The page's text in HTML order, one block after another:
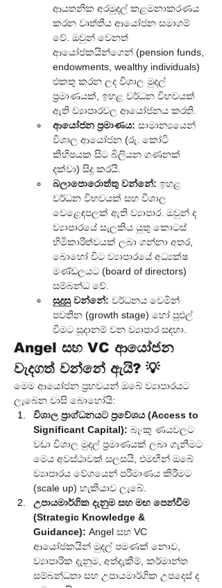
ආයතනික අරමුදල් කළමනාකරණය
කරන වෘත්තීය ආයෝජන සමාගම්
වේ. ඔවුන් වෙනත්
ආයෝජකයින්ගෙන් (pension funds,
endowments, wealthy individuals)
එකතු කරන ලද විශාල මුදල්
ප්‍රමාණයක්, ඉහළ වර්ධන විභවයක්
ඇති ව්‍යාපාරවල ආයෝජනය කරති.
ආයෝජන ප්‍රමාණය: සාමාන්‍යයෙන්
විශාල ආයෝජන (රු. කෝටි
කිහිපයක සිට බිලියන ගණනක්
දක්වා) සිදු කරයි.
බලාපොරොත්තු වන්නේ: ඉහළ
වර්ධන විභවයක් සහ විශාල
වෙළෙඳපලක් ඇති ව්‍යාපාර. ඔවුන් ද
ව්‍යාපාරයේ සැලකිය යුතු කොටස්
හිමිකාරිත්වයක් ලබා ගන්නා අතර,
බොහෝ විට ව්‍යාපාරයේ අධ්‍යක්ෂ
මණ්ඩලයට (board of directors)
සම්බන්ධ වේ.
සුදුසු වන්නේ: වර්ධනය වෙමින්
පවතින (growth stage) හෝ පුළුල්
වීමට සූදානම් වන ව්‍යාපාර සඳහා.
Angel සහ VC ආයෝජන
වැදගත් වන්නේ ඇයි? 💡
මෙම ආයෝජන ප්‍රභවයන් ඔබේ ව්‍යාපාරයට
ලැබෙන වාසි බොහෝයි:
විශාල ප්‍රාග්ධනයට ප්‍රවේශය (Access to
Significant Capital): බැංකු ණයවලට
වඩා විශාල මුදල් ප්‍රමාණයක් ලබා ගැනීමට
මෙය අවස්ථාවක් සලසයි, එමඟින් ඔබේ
ව්‍යාපාරය වේගයෙන් පරිමාණය කිරීමට
(scale up) හැකියාව ලැබේ.
උපායමාර්ගික දැනුම සහ මඟ පෙන්වීම
(Strategic Knowledge &
Guidance): Angel සහ VC
ආයෝජකයින් මුදල් පමණක් නොව,
ව්‍යාපාරික දැනුම, අත්දැකීම්, කර්මාන්ත
සම්බන්ධතා සහ උපායමාර්ගික උපදෙස් ද